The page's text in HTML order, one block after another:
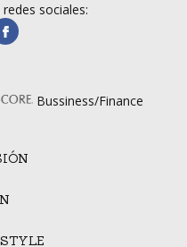
sociales:
Bussiness/Finance